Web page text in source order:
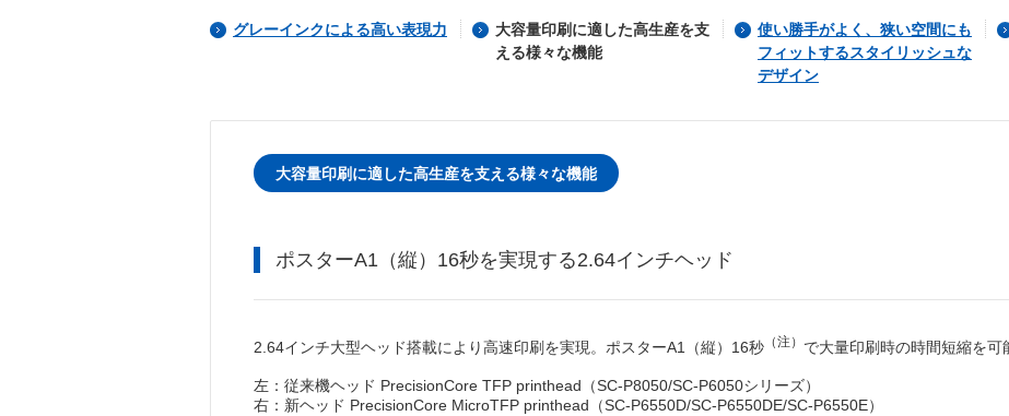
グレーインクによる高い表現力
大容量印刷に適した高生産を支
える様々な機能
使い勝手がよく、狭い空間にも
フィットするスタイリッシュな
デザイン
大容量印刷に適した高生産を支える様々な機能
ポスターA1（縦）16秒を実現する2.64インチヘッド
2.64インチ大型ヘッド搭載により高速印刷を実現。ポスターA1（縦）16秒 （注） で大量印刷時の時間短縮を可
左：従来機ヘッド PrecisionCore TFP printhead（SC-P8050/SC-P6050シリーズ）
右：新ヘッド PrecisionCore MicroTFP printhead（SC-P6550D/SC-P6550DE/SC-P6550E）